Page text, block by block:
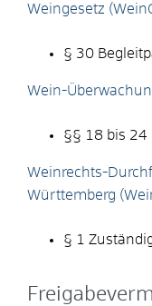
Weingesetz
§ 30
Wein-
§§ 18 bis 24
Weinrechts-
Württemberg
§ 1